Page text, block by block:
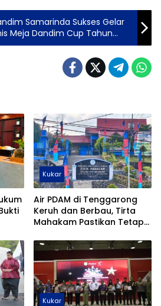
Samarinda Sukses Gelar
Meja Dandim Cup Tahun
Kukar
Air PDAM di Tenggarong
Keruh dan Berbau, Tirta
Mahakam Pastikan Tetap
Kukar